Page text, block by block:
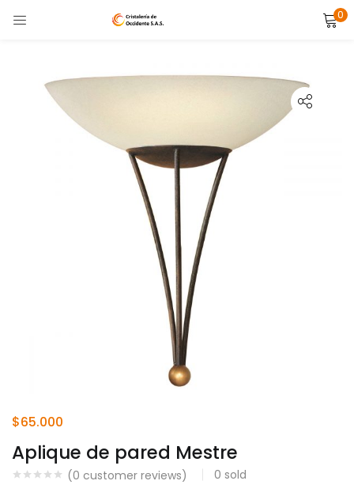
0
LOGIN
Enter your username and password to login.
Lost password?
Aplique de pared Mestre
(0 customer reviews) 0 sold
$65.000